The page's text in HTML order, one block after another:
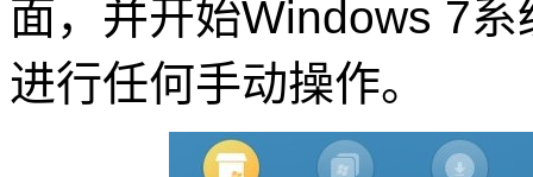
面，并开始Windows 7
进行任何手动操作。